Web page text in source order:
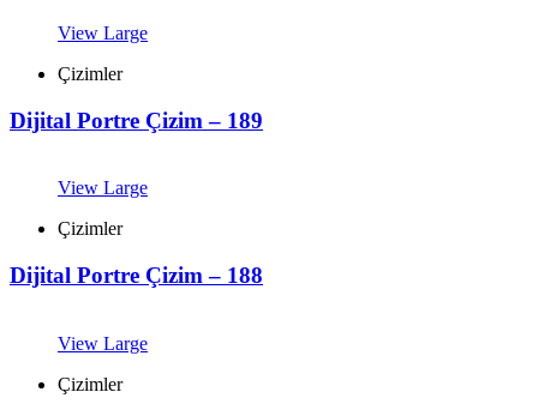
View Large
Çizimler
Dijital Portre Çizim – 189
View Large
Çizimler
Dijital Portre Çizim – 188
View Large
Çizimler